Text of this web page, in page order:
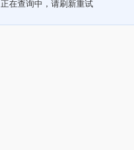
正在查询中，请刷新重试